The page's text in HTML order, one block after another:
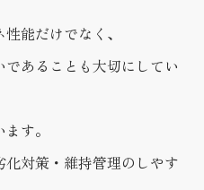
能だけでなく、
あることも大切にしてい
す。
対策・維持管理のしやす